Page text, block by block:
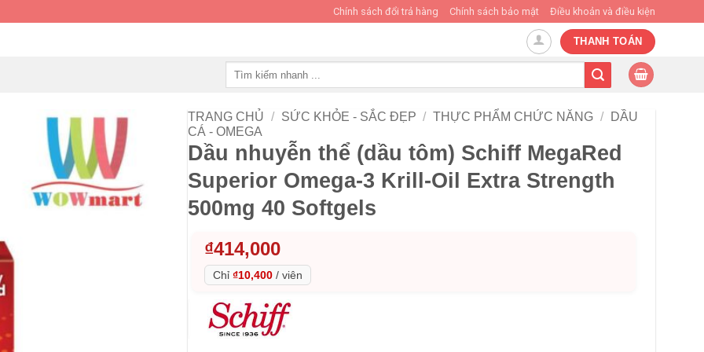
Chính sách đổi trả hàng Chính sách bảo mật Điều khoản và điều kiện
THANH TOÁN
TRANG CHỦ / SỨC KHỎE - SẮC ĐẸP / THỰC PHẨM CHỨC NĂNG /
DẦU
CÁ - OMEGA
Dầu nhuyễn thể (dầu tôm) Schiff MegaRed
Superior Omega-3 Krill-Oil Extra Strength
500mg 40 Softgels
₫414,000
Chỉ ₫10,400 / viên